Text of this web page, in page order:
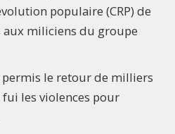
populaire (CRP) de
aux miliciens du groupe
le retour de milliers
les violences pour